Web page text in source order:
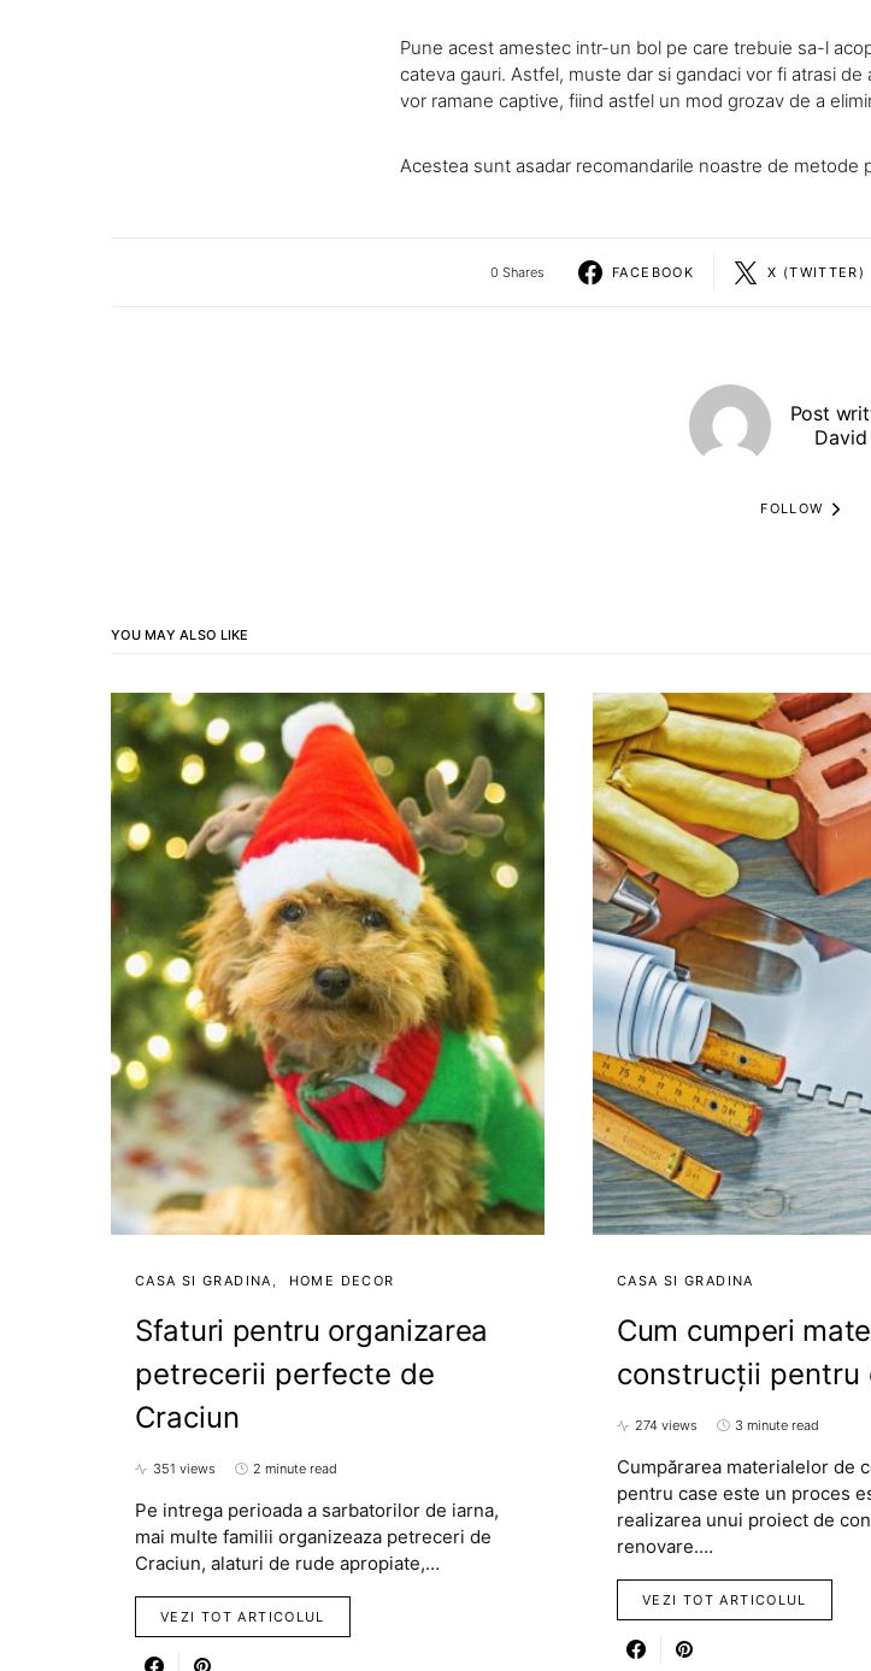
Pune acest amestec intr-un bol pe care trebuie sa-l
cateva gauri. Astfel, muste dar si gandaci vor fi atrasi
vor ramane captive, fiind astfel un mod grozav de a
Acestea sunt asadar recomandarile noastre de metode
0 Shares FACEBOOK X (TWITTER)
Post
David
FOLLOW
YOU MAY ALSO LIKE
CASA SI GRADINA HOME DECOR
Sfaturi pentru organizarea
petrecerii perfecte de
Craciun
351 views 2 minute read
Pe intrega perioada a sarbatorilor de iarna,
mai multe familii organizeaza petreceri de
Craciun, alaturi de rude apropiate,…
VEZI TOT ARTICOLUL
CASA SI GRADINA
Cum cumperi
construcții pentru
274 views 3 minute read
Cumpărarea materialelor de
pentru case este un proces
realizarea unui proiect de
renovare.…
VEZI TOT ARTICOLUL